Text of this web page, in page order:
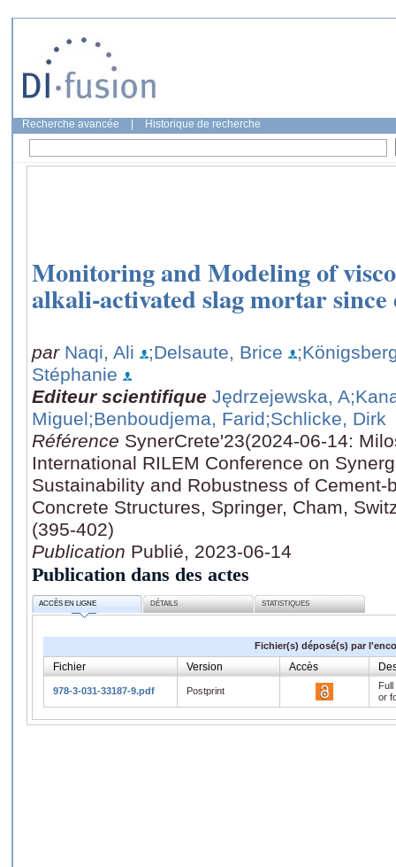
Recherche avancée Historique de recherche
Monitoring and Modeling of
alkali-activated slag mortar since
par Naqi, Ali ;Delsaute, Brice
Stéphanie
Editeur scientifique Jędrzejewska, A
Miguel;Benboudjema, Farid;Schlicke, Dirk
Référence SynerCrete'23(2024-06-14:
International RILEM Conference on
Sustainability and Robustness of Cement-
Concrete Structures, Springer, Cham,
(395-402)
Publication Publié, 2023-06-14
Publication dans des actes
ACCÈS EN LIGNE DÉTAILS STATISTIQUES
Fichier(s) déposé(s) par
Fichier Version Accès
978-3-031-33187-9.pdf Postprint
or